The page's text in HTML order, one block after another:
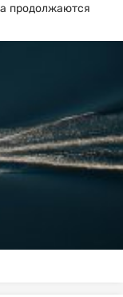
продолжаются